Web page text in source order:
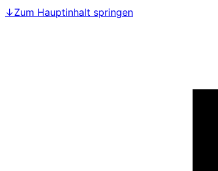
↓Zum Hauptinhalt springen